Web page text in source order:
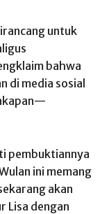
untuk
bahwa
di media sosial
pembuktiannya
ini memang
akan
Lisa dengan